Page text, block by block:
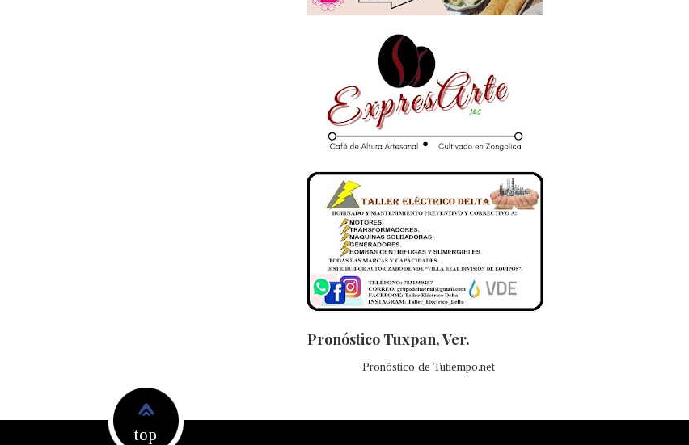
Pronóstico Tuxpan, Ver.
Pronóstico de Tutiempo.net
top